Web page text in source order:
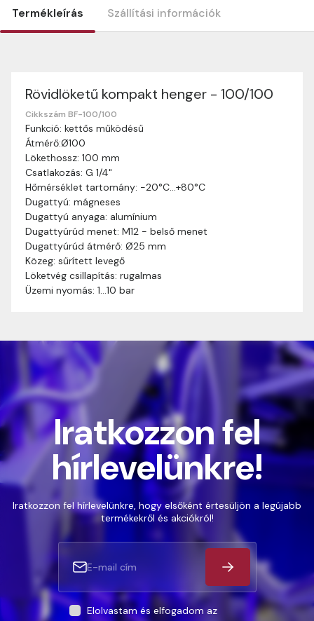
Termékleírás Szállítási információk
Rövidlöketű kompakt henger - 100/100
Cikkszám BF-100/100
Funkció: kettős működésű
Átmérő:Ø100
Lökethossz: 100 mm
Csatlakozás: G 1/4"
Hőmérséklet tartomány: -20°C…+80°C
Dugattyú: mágneses
Dugattyú anyaga: alumínium
Dugattyúrúd menet: M12 - belső menet
Dugattyúrúd átmérő: Ø25 mm
Közeg: sűrített levegő
Löketvég csillapítás: rugalmas
Üzemi nyomás: 1…10 bar
Szállítási információk
Nagyon köszönjük, hogy webshopunkat választottátok
vásárlásaitokhoz. Az alábbiakban megtaláljátok szállítási
információinkat, hogy a vásárlásotok gördülékenyen és
zökkenőmentesen történhessen.
Szállítási idő:Általában a megrendeléseket 2-5
munkanapon belül kézbesítjük. Amennyiben
valamilyen okból kifolyólag a szállítás hosszabb
ideig tart, előre értesítünk benneteket.
Szállítási díj:A szállítási díj függ a termék súlyától
és a szállítási cím távolságától. A pontos szállítási
díjat a vásárlás folyamata során megtekinthetitek,
mielőtt a rendelést véglegesítitek.
Iratkozzon fel
hírlevelünkre!
Iratkozzon fel hírlevelünkre, hogy elsőként értesüljön a legújabb
termékekről és akciókról!
Elolvastam és elfogadom az